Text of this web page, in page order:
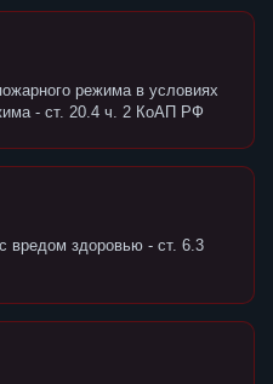
режима в условиях
- ст. 20.4 ч. 2 КоАП РФ
вредом здоровью - ст. 6.3